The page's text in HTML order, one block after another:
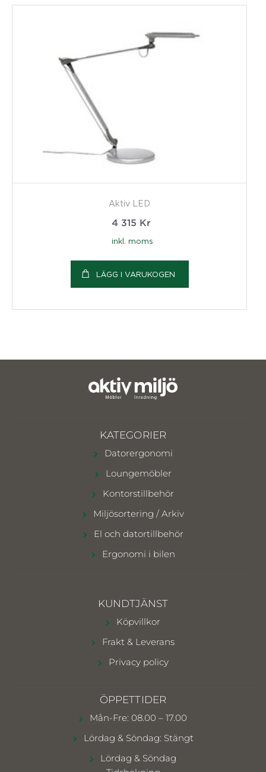
Aktiv LED
4 315 Kr
inkl. moms
LÄGG I VARUKOGEN
KATEGORIER
Datorergonomi
Loungemöbler
Kontorstillbehör
Miljösortering / Arkiv
El och datortillbehör
Ergonomi i bilen
KUNDTJÄNST
Köpvillkor
Frakt & Leverans
Privacy policy
ÖPPETTIDER
Mån-Fre: 08.00 – 17.00
Lördag & Söndag: Stängt
Lördag & Söndag